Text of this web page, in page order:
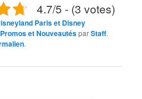
4.7/5 - (3 votes)
Paris et Disney
et NouveautésparStaff.
.